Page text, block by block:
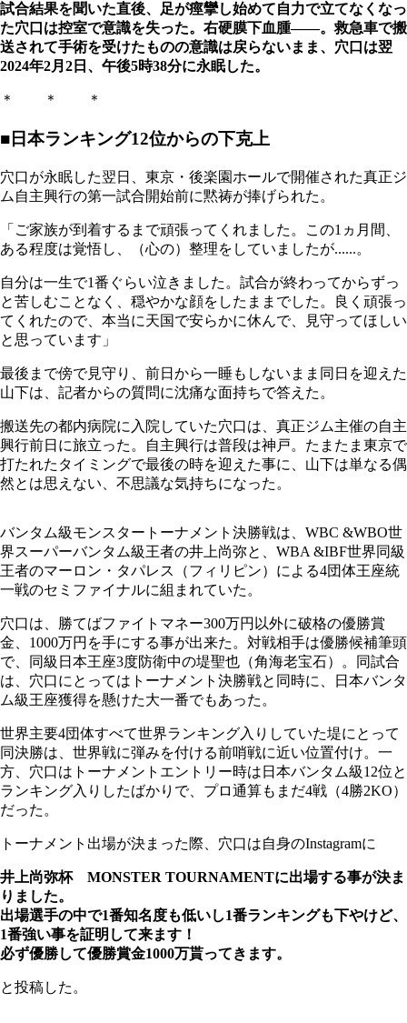
試合結果を聞いた直後、足が痙攣し始めて自力で立てなくなっ
た穴口は控室で意識を失った。右硬膜下血腫――。救急車で搬
送されて手術を受けたものの意識は戻らないまま、穴口は翌
2024年2月2日、午後5時38分に永眠した。
＊ ＊ ＊
■日本ランキング12位からの下克上
穴口が永眠した翌日、東京・後楽園ホールで開催された真正ジ
ム自主興行の第一試合開始前に黙祷が捧げられた。
「ご家族が到着するまで頑張ってくれました。この1ヵ月間、
ある程度は覚悟し、（心の）整理をしていましたが......。
自分は一生で1番ぐらい泣きました。試合が終わってからずっ
と苦しむことなく、穏やかな顔をしたままでした。良く頑張っ
てくれたので、本当に天国で安らかに休んで、見守ってほしい
と思っています」
最後まで傍で見守り、前日から一睡もしないまま同日を迎えた
山下は、記者からの質問に沈痛な面持ちで答えた。
搬送先の都内病院に入院していた穴口は、真正ジム主催の自主
興行前日に旅立った。自主興行は普段は神戸。たまたま東京で
打たれたタイミングで最後の時を迎えた事に、山下は単なる偶
然とは思えない、不思議な気持ちになった。
バンタム級モンスタートーナメント決勝戦は、WBC &WBO世
界スーパーバンタム級王者の井上尚弥と、WBA &IBF世界同級
王者のマーロン・タパレス（フィリピン）による4団体王座統
一戦のセミファイナルに組まれていた。
穴口は、勝てばファイトマネー300万円以外に破格の優勝賞
金、1000万円を手にする事が出来た。対戦相手は優勝候補筆頭
で、同級日本王座3度防衛中の堤聖也（角海老宝石）。同試合
は、穴口にとってはトーナメント決勝戦と同時に、日本バンタ
ム級王座獲得を懸けた大一番でもあった。
世界主要4団体すべて世界ランキング入りしていた堤にとって
同決勝は、世界戦に弾みを付ける前哨戦に近い位置付け。一
方、穴口はトーナメントエントリー時は日本バンタム級12位と
ランキング入りしたばかりで、プロ通算もまだ4戦（4勝2KO）
だった。
トーナメント出場が決まった際、穴口は自身のInstagramに
井上尚弥杯 MONSTER TOURNAMENTに出場する事が決ま
りました。
出場選手の中で1番知名度も低いし1番ランキングも下やけど、
1番強い事を証明して来ます！
必ず優勝して優勝賞金1000万貰ってきます。
と投稿した。